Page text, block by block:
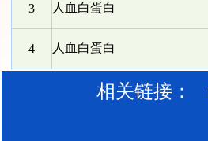
3 人血白蛋白
4 人血白蛋白
相关链接：